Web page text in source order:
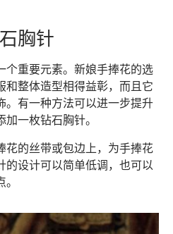
胸针
个重要元素。新娘手捧花的选
和整体造型相得益彰，而且它
。有一种方法可以进一步提升
一枚钻石胸针。
花的丝带或包边上，为手捧花
的设计可以简单低调，也可以